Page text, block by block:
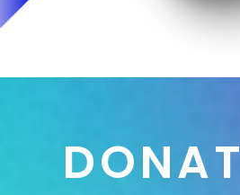
DONAT